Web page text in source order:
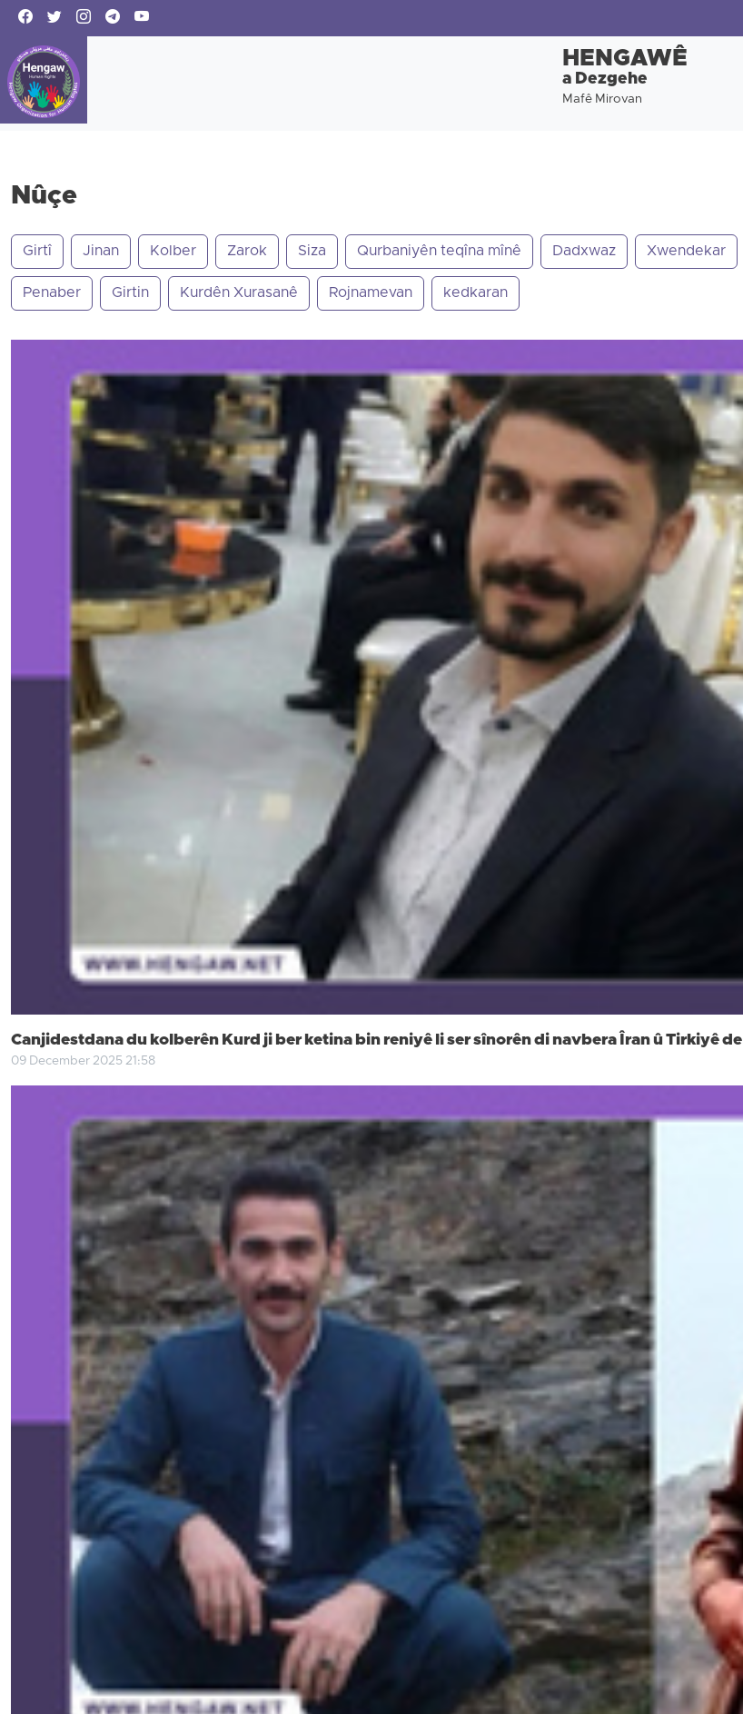
HENGAWÊ
a Dezgehe
Mafê Mirovan
Nûçe
Girtî Jinan Kolber Zarok Siza Qurbaniyên teqîna mînê Dadxwaz Xwendekar
Penaber Girtin Kurdên Xurasanê Rojnamevan kedkaran
Canjidestdana du kolberên Kurd ji ber ketina bin reniyê li ser sînorên di navbera Îran û Tirkiyê de
09 December 2025 21:58